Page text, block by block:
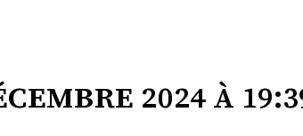
2024 à